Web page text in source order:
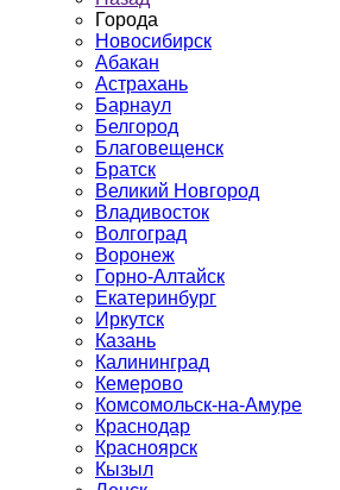
Города
Новосибирск
Абакан
Астрахань
Барнаул
Белгород
Благовещенск
Братск
Великий Новгород
Владивосток
Волгоград
Воронеж
Горно-Алтайск
Екатеринбург
Иркутск
Казань
Калининград
Кемерово
Комсомольск-на-Амуре
Краснодар
Красноярск
Кызыл